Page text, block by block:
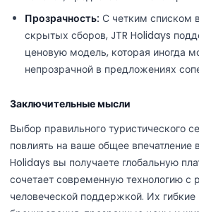
Прозрачность: С четким списком
скрытых сборов, JTR Holidays
ценовую модель, которая иногда
непрозрачной в предложениях
Заключительные мысли
Выбор правильного туристического
повлиять на ваше общее впечатление
Holidays вы получаете глобальную
сочетает современную технологию с
человеческой поддержкой. Их гибкие